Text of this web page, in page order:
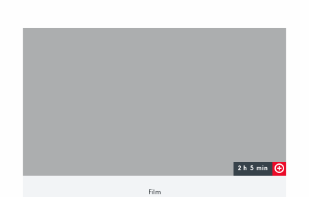
2 h 5 min
Film